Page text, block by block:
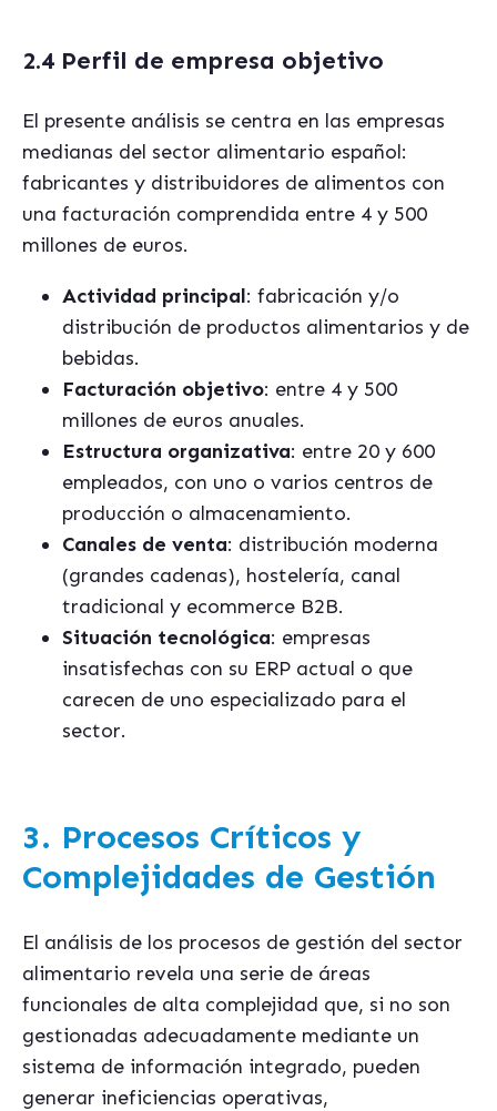
2.4 Perfil de empresa objetivo
El presente análisis se centra en las empresas
medianas del sector alimentario español:
fabricantes y distribuidores de alimentos con
una facturación comprendida entre 4 y 500
millones de euros.
Actividad principal: fabricación y/o
distribución de productos alimentarios y de
bebidas.
Facturación objetivo: entre 4 y 500
millones de euros anuales.
Estructura organizativa: entre 20 y 600
empleados, con uno o varios centros de
producción o almacenamiento.
Canales de venta: distribución moderna
(grandes cadenas), hostelería, canal
tradicional y ecommerce B2B.
Situación tecnológica: empresas
insatisfechas con su ERP actual o que
carecen de uno especializado para el
sector.
3. Procesos Críticos y
Complejidades de Gestión
El análisis de los procesos de gestión del sector
alimentario revela una serie de áreas
funcionales de alta complejidad que, si no son
gestionadas adecuadamente mediante un
sistema de información integrado, pueden
generar ineficiencias operativas,